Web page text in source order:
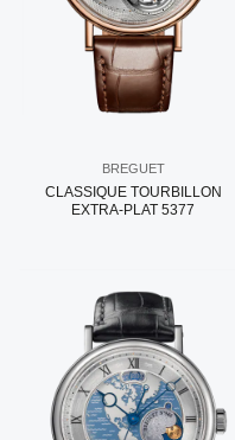
BREGUET
CLASSIQUE TOURBILLON
EXTRA-PLAT 5377